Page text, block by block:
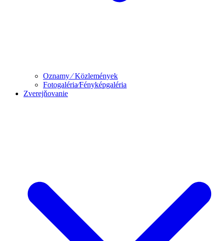
Oznamy ⁄ Közlemények
Fotogaléria⁄Fényképgaléria
Zverejňovanie